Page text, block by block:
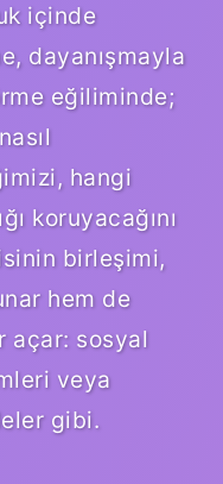
içinde
dayanışmayla
eğiliminde;
hangi
koruyacağını
birleşimi,
hem de
açar: sosyal
veya
gibi.